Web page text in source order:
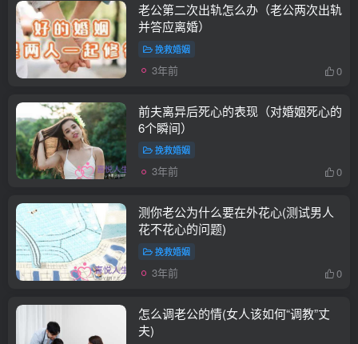
老公第二次出轨怎么办（老公两次出轨
并答应离婚）
挽救婚姻
3年前 0
前夫离异后死心的表现（对婚姻死心的
6个瞬间）
挽救婚姻
3年前 0
测你老公为什么要在外花心(测试男人
花不花心的问题)
挽救婚姻
3年前 0
怎么调老公的情(女人该如何“调教”丈
夫)